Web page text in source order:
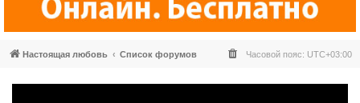
Настоящая любовь Список форумов Часовой пояс: UTC+03:00